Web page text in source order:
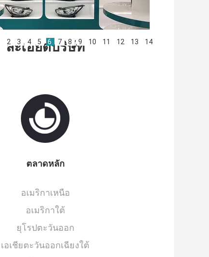
2 3 4 5 6 7 8 9 10 11 12 13 14
ละเอียดบริษัท
ตลาดหลัก
อเมริกาเหนือ
อเมริกาใต้
ยุโรปตะวันออก
เอเชียตะวันออกเฉียงใต้